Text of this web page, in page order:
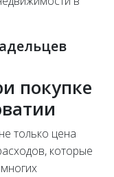
покупке
только цена
которые